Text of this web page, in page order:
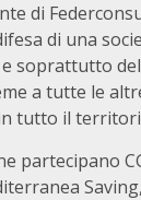
di
di una
soprattutto
a tutte le
tutto il
partecipano